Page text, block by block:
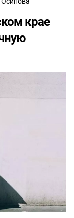
крае